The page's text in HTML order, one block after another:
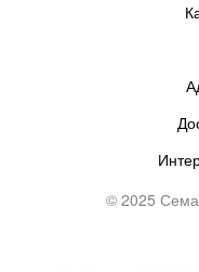
© 2025